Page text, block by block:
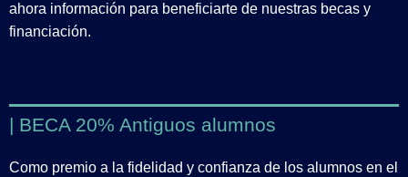
ahora información para beneficiarte de nuestras becas y
financiación.
| BECA 20% Antiguos alumnos
Como premio a la fidelidad y confianza de los alumnos en el